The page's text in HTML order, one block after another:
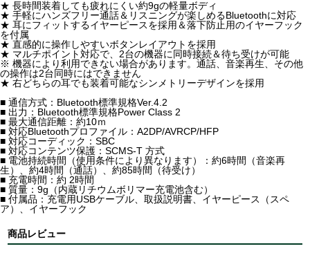
★ 長時間装着しても疲れにくい約9gの軽量ボディ
★ 手軽にハンズフリー通話＆リスニングが楽しめるBluetoothに対応
★ 耳にフィットするイヤーピースを採用＆落下防止用のイヤーフック
を付属
★ 直感的に操作しやすいボタンレイアウトを採用
★ マルチポイント対応で、2台の機器に同時接続＆待ち受けが可能
※ 機器により利用できない場合があります。通話、音楽再生、その他
の操作は2台同時にはできません
★ 右どちらの耳でも装着可能なシンメトリーデザインを採用
■ 通信方式：Bluetooth標準規格Ver.4.2
■ 出力：Bluetooth標準規格Power Class 2
■ 最大通信距離：約10ｍ
■ 対応Bluetoothプロファイル：A2DP/AVRCP/HFP
■ 対応コーディック：SBC
■ 対応コンテンツ保護：SCMS-T 方式
■ 電池持続時間（使用条件により異なります）：約6時間（音楽再
生）、約4時間（通話）、約85時間（待受け）
■ 充電時間：約 2時間
■ 質量：9g（内蔵リチウムボリマー充電池含む）
■ 付属品：充電用USBケーブル、取扱説明書、イヤーピース（スペ
ア）、イヤーフック
商品レビュー